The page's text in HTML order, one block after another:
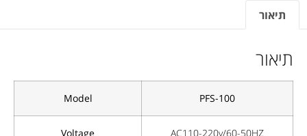
תיאור
תיאור
Model PFS-100
Voltage AC110-220v/60-50HZ